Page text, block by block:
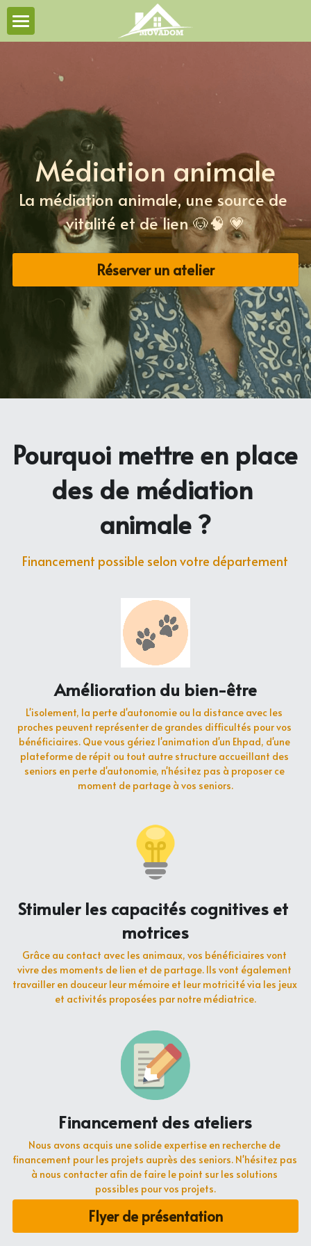
Accueil
Contact
Ateliers musicaux
Médiation animale
Livre
Podcast
Visio-conférences
Médiation animale
La médiation animale, une source de
vitalité et de lien 🐶🧠 💗
Réserver un atelier
Pourquoi mettre en place
des de médiation
animale ?
Financement possible selon votre département
Amélioration du bien-être
L'isolement, la perte d'autonomie ou la distance avec les
proches peuvent représenter de grandes difficultés pour vos
bénéficiaires. Que vous gériez l'animation d'un Ehpad, d'une
plateforme de répit ou tout autre structure accueillant des
seniors en perte d'autonomie, n'hésitez pas à proposer ce
moment de partage à vos seniors.
Stimuler les capacités cognitives et
motrices
Grâce au contact avec les animaux, vos bénéficiaires vont
vivre des moments de lien et de partage. Ils vont également
travailler en douceur leur mémoire et leur motricité via les jeux
et activités proposées par notre médiatrice.
Financement des ateliers
Nous avons acquis une solide expertise en recherche de
financement pour les projets auprès des seniors. N'hésitez pas
à nous contacter afin de faire le point sur les solutions
possibles pour vos projets.
Flyer de présentation